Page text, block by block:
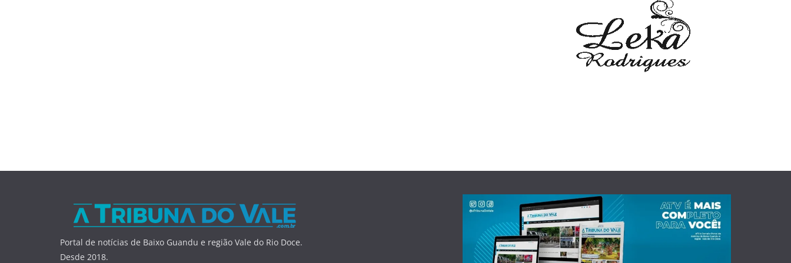
Portal de notícias de Baixo Guandu e região Vale do Rio Doce.
Desde 2018.